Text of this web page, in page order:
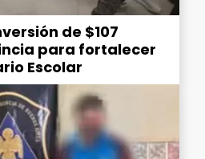
de $107
para fortalecer
Escolar